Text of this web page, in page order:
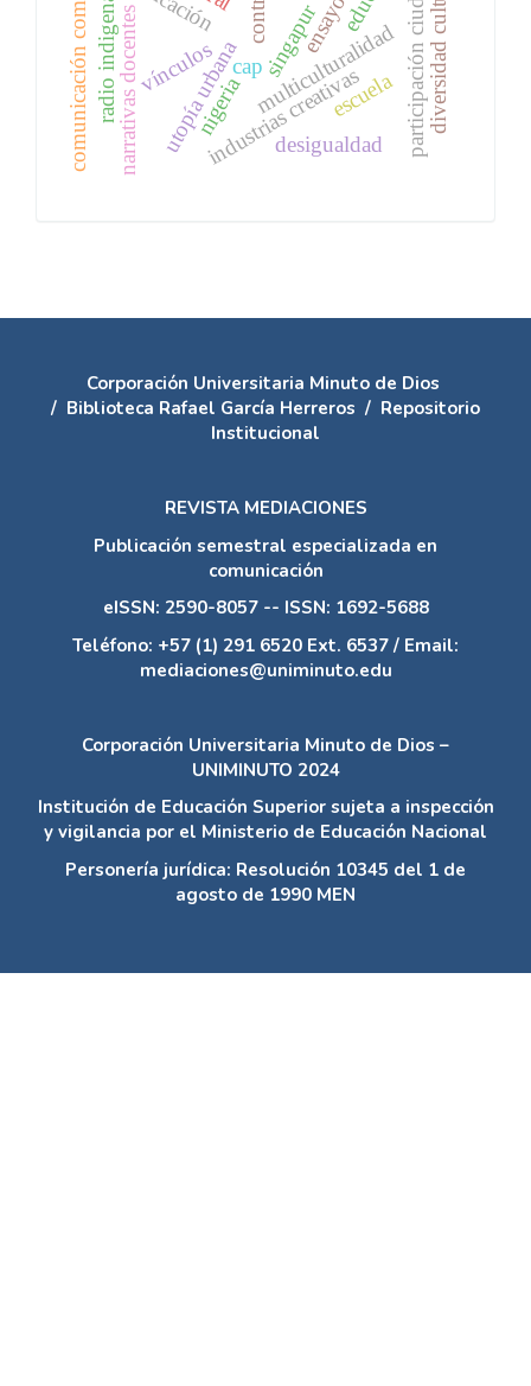
singapur
multiculturalidad
utopía urbanaindustrias creativas participación ciudadanadiversidad cultural
narrativas docentesvínculos
desigualdad
escuela
comunicación comunitariaradio indigena cap
nigeria
Corporación Universitaria Minuto de Dios
/ Biblioteca Rafael García Herreros / Repositorio
Institucional
REVISTA MEDIACIONES
Publicación semestral especializada en
comunicación
eISSN: 2590-8057 -- ISSN: 1692-5688
Teléfono: +57 (1) 291 6520 Ext. 6537 / Email:
mediaciones@uniminuto.edu
Corporación Universitaria Minuto de Dios –
UNIMINUTO 2024
Institución de Educación Superior sujeta a inspección
y vigilancia por el Ministerio de Educación Nacional
Personería jurídica: Resolución 10345 del 1 de
agosto de 1990 MEN